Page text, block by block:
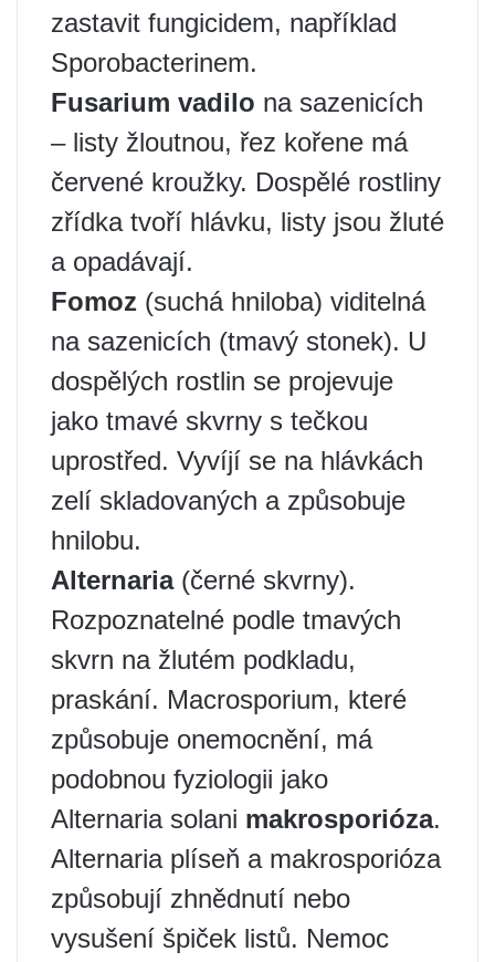
zastavit fungicidem, například
Sporobacterinem.
Fusarium vadilo na sazenicích
– listy žloutnou, řez kořene má
červené kroužky. Dospělé rostliny
zřídka tvoří hlávku, listy jsou žluté
a opadávají.
Fomoz (suchá hniloba) viditelná
na sazenicích (tmavý stonek). U
dospělých rostlin se projevuje
jako tmavé skvrny s tečkou
uprostřed. Vyvíjí se na hlávkách
zelí skladovaných a způsobuje
hnilobu.
Alternaria(černé skvrny).
Rozpoznatelné podle tmavých
skvrn na žlutém podkladu,
praskání. Macrosporium, které
způsobuje onemocnění, má
podobnou fyziologii jako
Alternaria solani makrosporióza.
Alternaria plíseň a makrosporióza
způsobují zhnědnutí nebo
vysušení špiček listů. Nemoc